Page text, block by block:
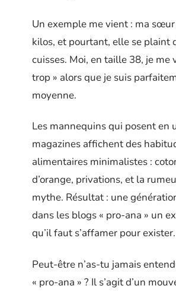
Un exemple me vient : ma
kilos, et pourtant, elle se plaint
cuisses. Moi, en taille 38, je me
trop » alors que je suis
moyenne.
Les mannequins qui posent en
magazines affichent des
alimentaires minimalistes :
d’orange, privations, et la
mythe. Résultat : une
dans les blogs « pro-ana » un
qu’il faut s’affamer pour exister.
Peut-être n’as-tu jamais
« pro-ana » ? Il s’agit d’un